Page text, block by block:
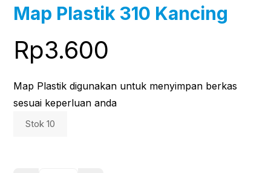
Map Plastik 310 Kancing
Rp3.600
Map Plastik digunakan untuk menyimpan berkas
sesuai keperluan anda
Stok 10